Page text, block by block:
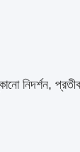
নিদর্শন,